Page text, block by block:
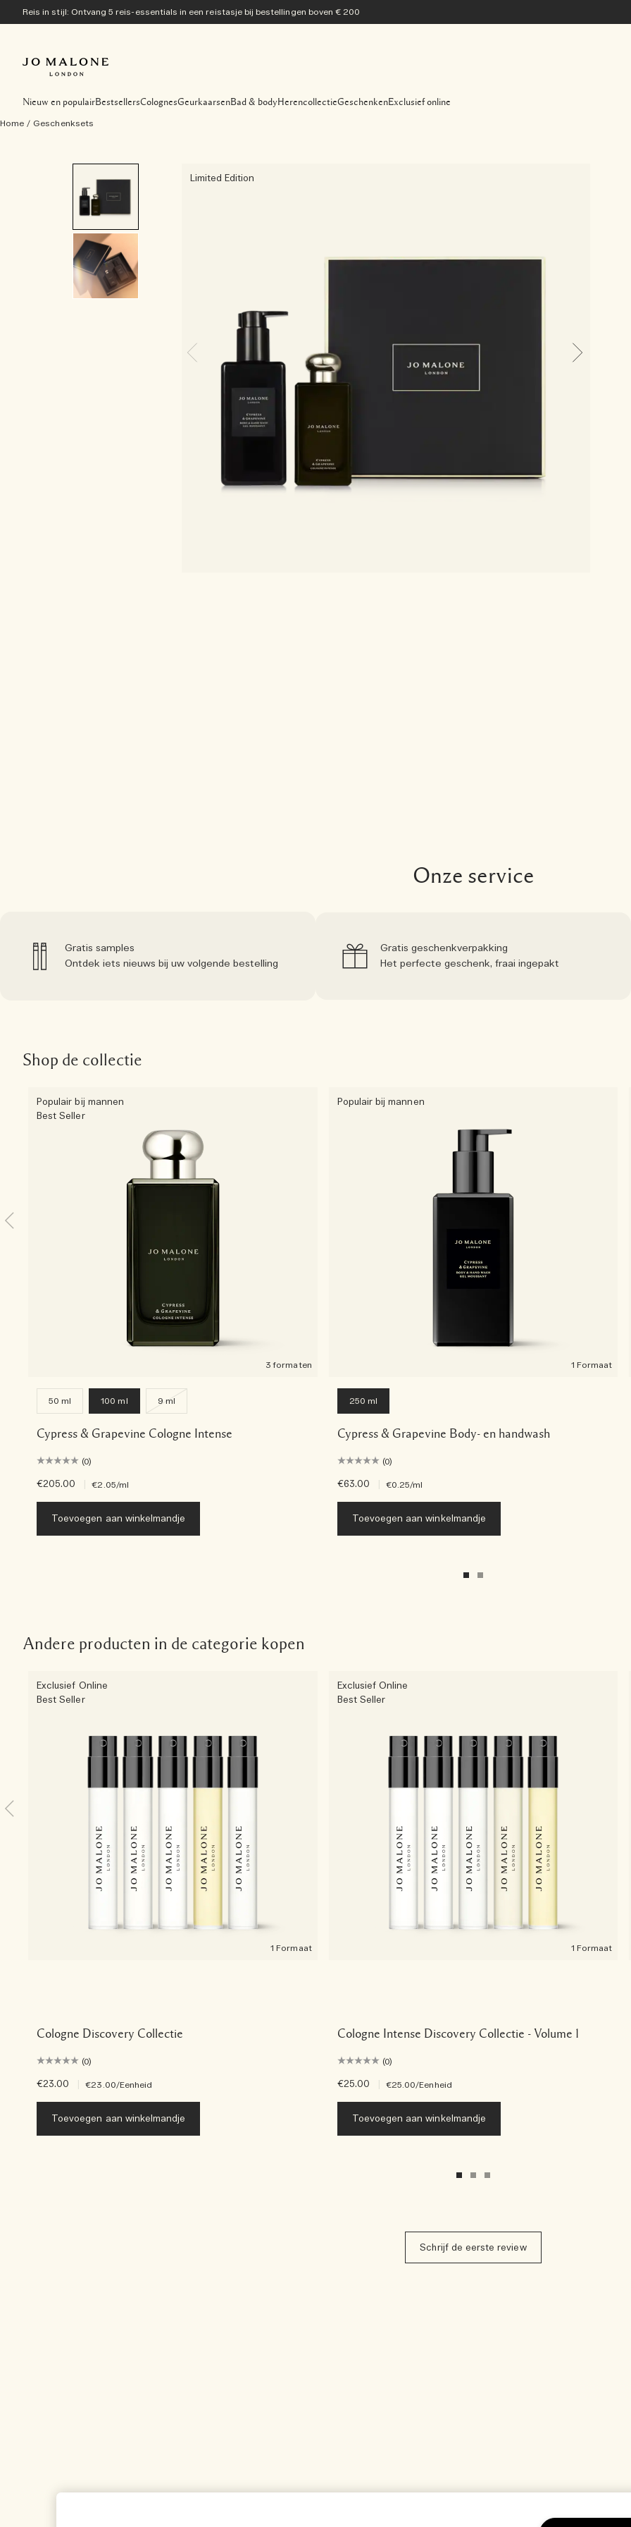
Reis in stijl: Ontvang 5 reis-essentials in een reistasje bij bestellingen boven € 200
Nieuw en populairBestsellersColognesGeurkaarsenBad & bodyHerencollectieGeschenkenExclusief online
Home / Geschenksets
Limited Edition
Onze service
Gratis samples
Ontdek iets nieuws bij uw volgende bestelling
Gratis geschenkverpakking
Het perfecte geschenk, fraai ingepakt
Shop de collectie
Populair bij mannen
Best Seller
3 formaten
50 ml 100 ml 9 ml
Cypress & Grapevine Cologne Intense
(0)
€205.00 €2.05/ml
Toevoegen aan winkelmandje
Populair bij mannen
1 Formaat
250 ml
Cypress & Grapevine Body- en handwash
(0)
€63.00 €0.25/ml
Toevoegen aan winkelmandje
Andere producten in de categorie kopen
Exclusief Online
Best Seller
1 Formaat
Cologne Discovery Collectie
(0)
€23.00 €23.00/Eenheid
Toevoegen aan winkelmandje
Exclusief Online
Best Seller
1 Formaat
Cologne Intense Discovery Collectie - Volume 1
(0)
€25.00 €25.00/Eenheid
Toevoegen aan winkelmandje
Schrijf de eerste review